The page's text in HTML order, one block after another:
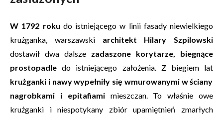
W 1792 roku do istniejącego w linii fasady niewielkiego
krużganka, warszawski architekt Hilary Szpilowski
dostawił dwa dalsze zadaszone korytarze, biegnące
prostopadle do istniejącego założenia. Z biegiem lat
krużganki i nawy wypełniły się wmurowanymi w ściany
nagrobkami i epitafiamimieszczan. To właśnie owe
krużganki i niespotykany zbiór upamiętnień zmarłych